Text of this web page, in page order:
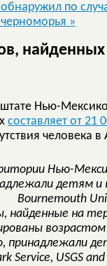
по
»
Нью-
составляет от 21
человека в
найденные на
принадлежали
Service, USGS